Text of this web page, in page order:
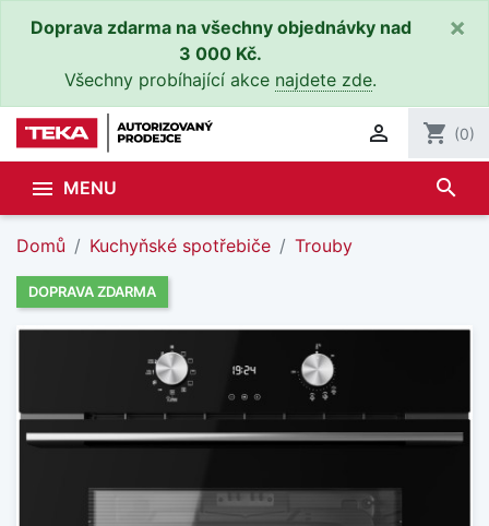
Doprava zdarma na všechny objednávky nad
3 000 Kč.
Všechny probíhající akce najdete zde.
×
 shopping_cart (0)
 MENU search
Domů Kuchyňské spotřebiče Trouby
DOPRAVA ZDARMA